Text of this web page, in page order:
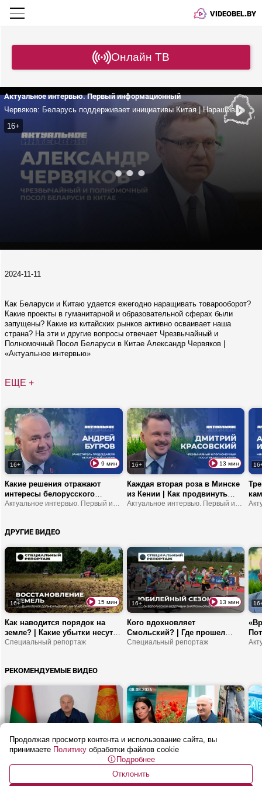
VIDEOBEL.BY
Онлайн ТВ
Актуальное интервью. Первый информационный
Червяков: Беларусь поддерживает инициативы Китая | Наращивание товарооборота с Поднебесной | Образовательные проекты
16+
2024-11-11
Как Беларуси и Китаю удается ежегодно наращивать товарооборот?
Какие проекты в гуманитарной и образовательной сферах были
запущены? Какие из китайских рынков активно осваивает наша
страна? На эти и другие вопросы отвечает Чрезвычайный и
Полномочный Посол Беларуси в Китае Александр Червяков |
«Актуальное интервью»
ЕЩЕ +
16+ 9 мин
Какие решения отражают
интересы белорусского
народа? | Что устанавливает
ответственность делегатов
16+ 13 мин
Каждая вторая роза в Минске
из Кении | Как продвинуть
туда молочку? | В Африке
ДРУГИЕ ВИДЕО
16+ 15 мин
Как наводится порядок на
земле? | Какие убытки несут
заросшие поля? | Почему
Специальный репортаж
16+ 13 мин
Кого вдохновляет
Смольский? | Где прошел
Кубок БФБ? | Что эти
Специальный репортаж
РЕКОМЕНДУЕМЫЕ ВИДЕО
16+ 26 мин
БАЛОВАТЬСЯ! | Совещание по
ТОРГОВЛЕ: цены, автолавки и
16+
Почему в Гродно запретили
шеринг электросамокатов? | В
Продолжая просмотр контента и использование сайта, вы
принимаете Политику обработки файлов cookie
Подробнее
Отклонить